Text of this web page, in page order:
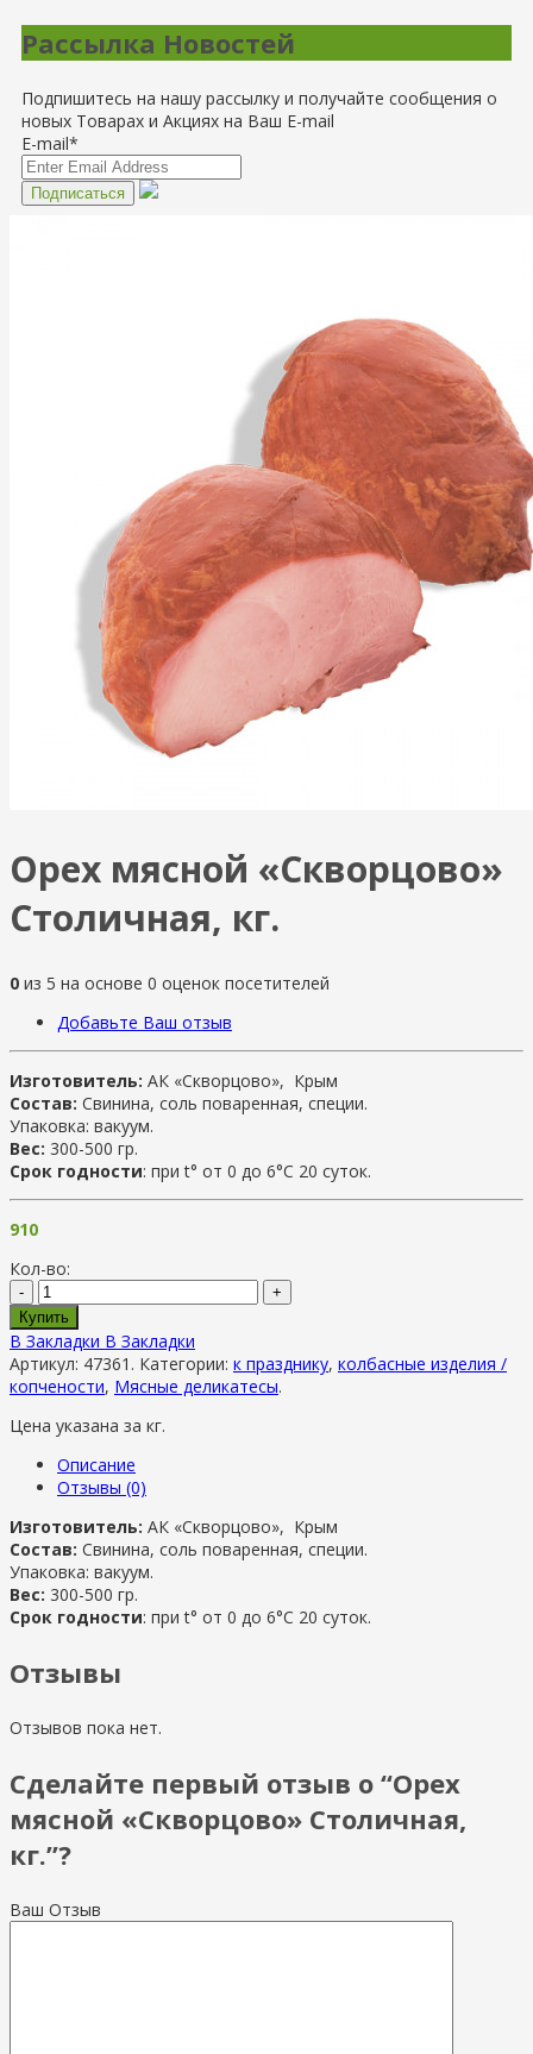
Рассылка Новостей
Подпишитесь на нашу рассылку и получайте сообщения о
новых Товарах и Акциях на Ваш E-mail
E-mail*
Орех мясной «Скворцово»
Столичная, кг.
0 из 5 на основе 0 оценок посетителей
Добавьте Ваш отзыв
Изготовитель: АК «Скворцово», Крым
Состав: Свинина, соль поваренная, специи.
Упаковка: вакуум.
Вес: 300-500 гр.
Срок годности: при t° от 0 до 6°С 20 суток.
910
Кол-во:
-
+
Купить
В Закладки В Закладки
Артикул: 47361 . Категории: к празднику, колбасные изделия /
копчености, Мясные деликатесы.
Цена указана за кг.
Описание
Отзывы (0)
Изготовитель: АК «Скворцово», Крым
Состав: Свинина, соль поваренная, специи.
Упаковка: вакуум.
Вес: 300-500 гр.
Срок годности: при t° от 0 до 6°С 20 суток.
Отзывы
Отзывов пока нет.
Сделайте первый отзыв о “Орех
мясной «Скворцово» Столичная,
кг.”?
Ваш Отзыв